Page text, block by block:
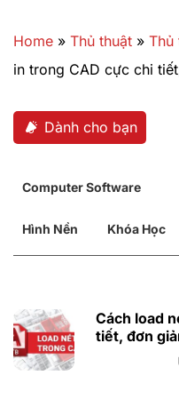
qua
dung
Home » Thủ thuật » Thủ
in trong CAD cực chi
Dành cho bạn
Computer Software
Hình Nền Khóa Học
Cách load
tiết, đơn